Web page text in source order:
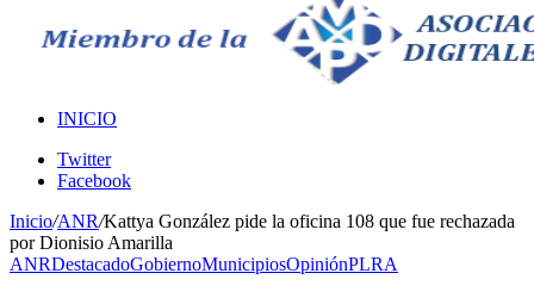
INICIO
Twitter
Facebook
Inicio/ANR/Kattya González pide la oficina 108 que fue rechazada
por Dionisio Amarilla
ANRDestacadoGobiernoMunicipiosOpiniónPLRA